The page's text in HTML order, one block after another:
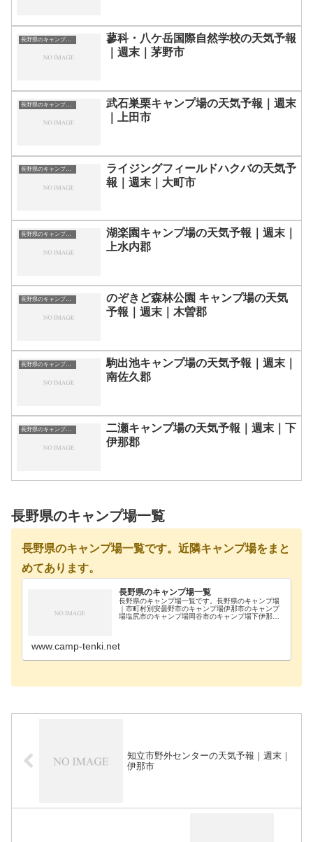
長野県のキャンプ場一覧
蓼科・八ケ岳国際自然学校の天気予報
｜週末｜茅野市
長野県のキャンプ場一覧
武石巣栗キャンプ場の天気予報｜週末
｜上田市
長野県のキャンプ場一覧
ライジングフィールドハクバの天気予
報｜週末｜大町市
長野県のキャンプ場一覧
湖楽園キャンプ場の天気予報｜週末｜
上水内郡
長野県のキャンプ場一覧
のぞきど森林公園 キャンプ場の天気
予報｜週末｜木曽郡
長野県のキャンプ場一覧
駒出池キャンプ場の天気予報｜週末｜
南佐久郡
長野県のキャンプ場一覧
二瀬キャンプ場の天気予報｜週末｜下
伊那郡
長野県のキャンプ場一覧
長野県のキャンプ場一覧です。近隣キャンプ場をまと
めてあります。
長野県のキャンプ場一覧
長野県のキャンプ場一覧です。長野県のキャンプ場
｜市町村別安曇野市のキャンプ場伊那市のキャンプ
場塩尻市のキャンプ場岡谷市のキャンプ場下伊那郡
www.camp-tenki.net
知立市野外センターの天気予報｜週末｜
伊那市